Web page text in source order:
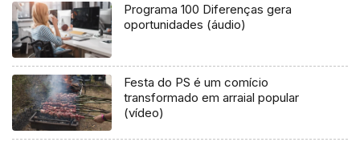
Programa 100 Diferenças gera
oportunidades (áudio)
Festa do PS é um comício
transformado em arraial popular
(vídeo)